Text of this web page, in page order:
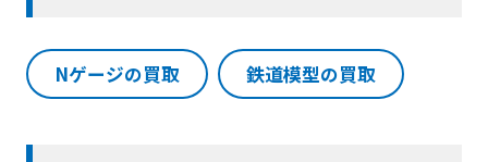
Nゲージの買取 鉄道模型の買取